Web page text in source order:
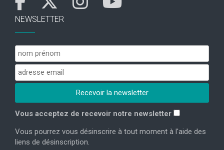
NEWSLETTER
Vous acceptez de recevoir notre newsletter
Vous pourrez vous désinscrire à tout moment à l'aide des
liens de désinscription.